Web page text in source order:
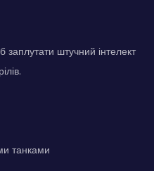
заплутати штучний інтелект
танками